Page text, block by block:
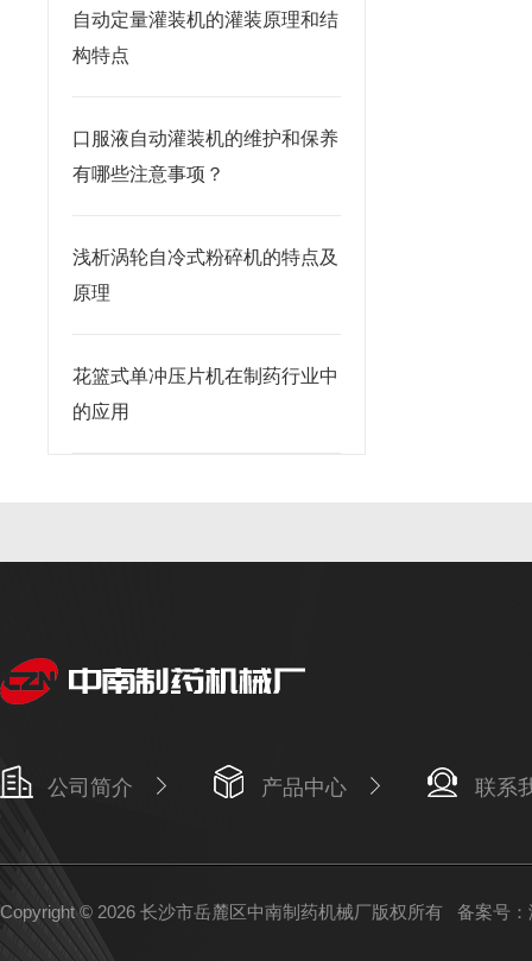
自动定量灌装机的灌装原理和结
构特点
口服液自动灌装机的维护和保养
有哪些注意事项？
浅析涡轮自冷式粉碎机的特点及
原理
花篮式单冲压片机在制药行业中
的应用
公司简介 产品中心 联系
Copyright © 2026 长沙市岳麓区中南制药机械厂版权所有 备案号